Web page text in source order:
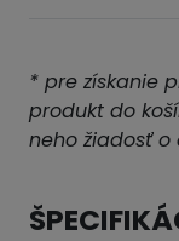
* pre získanie
produkt do
neho žiadosť o